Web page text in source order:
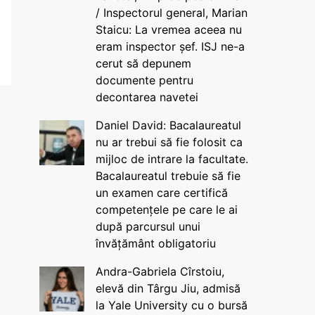
/ Inspectorul general, Marian
Staicu: La vremea aceea nu
eram inspector șef. ISJ ne-a
cerut să depunem
documente pentru
decontarea navetei
Daniel David: Bacalaureatul
nu ar trebui să fie folosit ca
mijloc de intrare la facultate.
Bacalaureatul trebuie să fie
un examen care certifică
competențele pe care le ai
după parcursul unui
învățământ obligatoriu
Andra-Gabriela Cîrstoiu,
elevă din Târgu Jiu, admisă
la Yale University cu o bursă